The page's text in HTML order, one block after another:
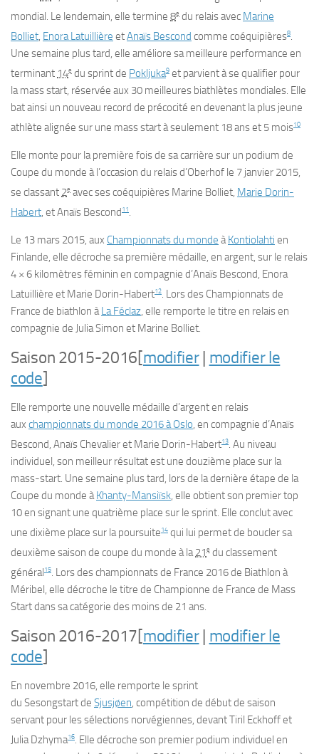
mondial. Le lendemain, elle termine 8e du relais avec Marine
Bolliet, Enora Latuillière etAnaïs Bescond comme coéquipières8.
Une semaine plus tard, elle améliore sa meilleure performance en
terminant 14e du sprint de Pokljuka9 et parvient à se qualifier pour
la mass start, réservée aux 30 meilleures biathlètes mondiales. Elle
bat ainsi un nouveau record de précocité en devenant la plus jeune
athlète alignée sur une mass start à seulement 18 ans et 5 mois10
Elle monte pour la première fois de sa carrière sur un podium de
Coupe du monde à l’occasion du relais d’Oberhof le 7 janvier 2015,
se classant 2e avec ses coéquipières Marine Bolliet, Marie Dorin-
Habert, et Anaïs Bescond11.
Le 13 mars 2015, aux Championnats du monde àKontiolahti en
Finlande, elle décroche sa première médaille, en argent, sur le relais
4 × 6 kilomètres féminin en compagnie d’Anaïs Bescond, Enora
Latuillière et Marie Dorin-Habert12. Lors des Championnats de
France de biathlon àLa Féclaz, elle remporte le titre en relais en
compagnie de Julia Simon et Marine Bolliet.
Saison 2015-2016[modifier| modifier le
code]
Elle remporte une nouvelle médaille d’argent en relais
aux championnats du monde 2016 à Oslo, en compagnie d’Anaïs
Bescond, Anaïs Chevalier et Marie Dorin-Habert13. Au niveau
individuel, son meilleur résultat est une douzième place sur la
mass-start. Une semaine plus tard, lors de la dernière étape de la
Coupe du monde àKhanty-Mansiïsk, elle obtient son premiertop
10en signant une quatrième place sur le sprint. Elle conclut avec
une dixième place sur la poursuite14 qui lui permet de boucler sa
deuxième saison de coupe du monde à la21e du classement
général15. Lors des championnats de France 2016 de Biathlon à
Méribel, elle décroche le titre de Championne de France de Mass
Start dans sa catégorie des moins de 21 ans.
Saison 2016-2017[modifier| modifier le
code]
En novembre 2016, elle remporte le sprint
du Sesongstartde Sjusjøen, compétition de début de saison
servant pour les sélections norvégiennes, devant Tiril Eckhoff et
Julia Dzhyma16. Elle décroche son premier podium individuel en